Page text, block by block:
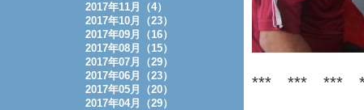
*** *** ***
2017年11月（4）
2017年10月（23）
2017年09月（16）
2017年08月（15）
2017年07月（29）
2017年06月（23）
2017年05月（20）
2017年04月（29）